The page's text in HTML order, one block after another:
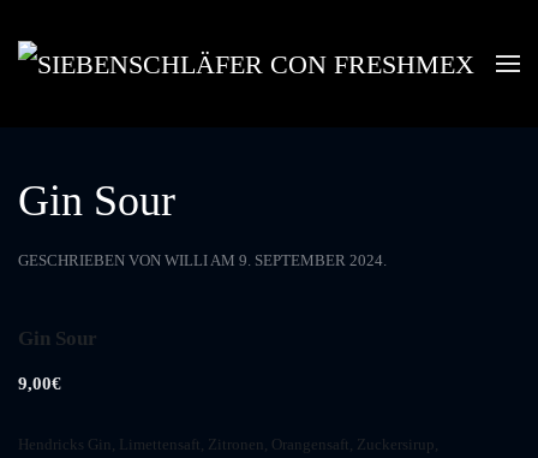
Skip to main content
Gin Sour
GESCHRIEBEN VON WILLIAM 9. SEPTEMBER 2024.
Gin Sour
9,00€
Hendricks Gin, Limettensaft, Zitronen, Orangensaft, Zuckersirup,